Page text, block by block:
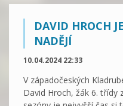
DAVID HROCH
NADĚJÍ
10.04.2024 22:33
V západočeských
David Hroch, žák 6. třídy